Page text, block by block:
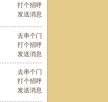
打个招呼
发送消息
去串个门
打个招呼
发送消息
去串个门
打个招呼
发送消息